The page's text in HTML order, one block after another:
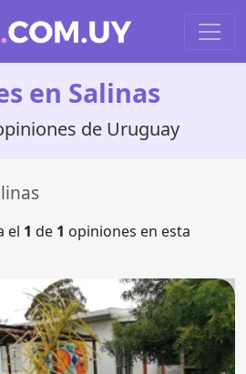
en Salinas
de Uruguay
el 1 de 1 opiniones en esta